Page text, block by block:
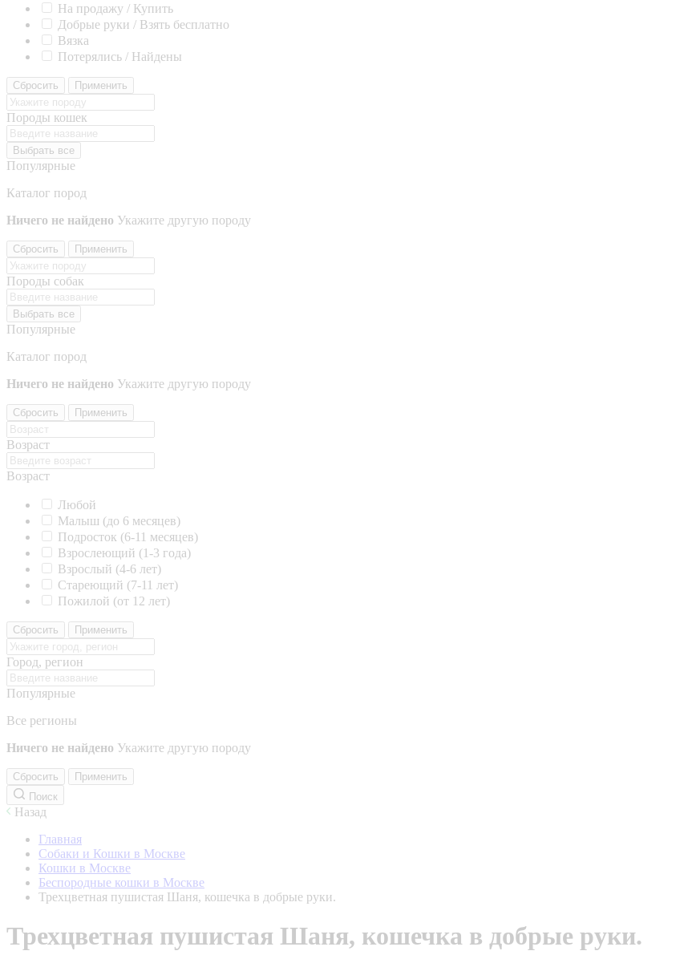
На продажу / Купить
Добрые руки / Взять бесплатно
Вязка
Потерялись / Найдены
Сбросить Применить
Породы кошек
Выбрать все
Популярные
Каталог пород
Ничего не найдено Укажите другую породу
Сбросить Применить
Породы собак
Выбрать все
Популярные
Каталог пород
Ничего не найдено Укажите другую породу
Сбросить Применить
Возраст
Возраст
Любой
Малыш (до 6 месяцев)
Подросток (6-11 месяцев)
Взрослеющий (1-3 года)
Взрослый (4-6 лет)
Стареющий (7-11 лет)
Пожилой (от 12 лет)
Сбросить Применить
Город, регион
Популярные
Все регионы
Ничего не найдено Укажите другую породу
Сбросить
Применить
Поиск
Назад
Главная
Собаки и Кошки в Москве
Кошки в Москве
Беспородные кошки в Москве
Трехцветная пушистая Шаня, кошечка в добрые руки.
Трехцветная пушистая Шаня, кошечка в добрые руки.